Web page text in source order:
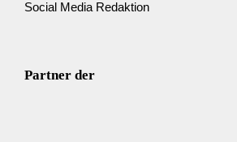
Social Media Redaktion
Partner der